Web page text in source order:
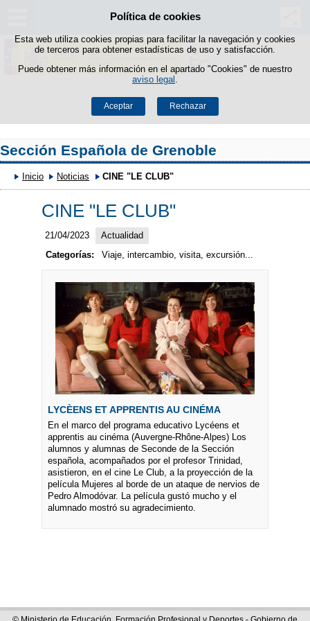
Política de cookies
Esta web utiliza cookies propias para facilitar la navegación y cookies
de terceros para obtener estadísticas de uso y satisfacción.
Puede obtener más información en el apartado "Cookies" de nuestro
aviso legal
Aceptar Rechazar
Saltar al contenido
Sección Española de Grenoble
Inicio Noticias CINE "LE CLUB"
CINE "LE CLUB"
21/04/2023
Actualidad
Categorías:
Viaje, intercambio, visita, excursión...
LYCÈENS ET APPRENTIS AU CINÉMA
En el marco del programa educativo Lycéens et
apprentis au cinéma (Auvergne-Rhône-Alpes) Los
alumnos y alumnas de Seconde de la Sección
española, acompañados por el profesor Trinidad,
asistieron, en el cine Le Club, a la proyección de la
película Mujeres al borde de un ataque de nervios de
Pedro Almodóvar. La película gustó mucho y el
alumnado mostró su agradecimiento.